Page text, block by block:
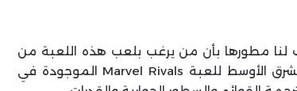
مطورها بأن من يرغب بلعب هذه اللعبة من
لاعبي الشرق الأوسط فسيتمكن من فعل ذلك عبر خوادم الشرق الأوسط للعبة Marvel Rivals الموجودة في